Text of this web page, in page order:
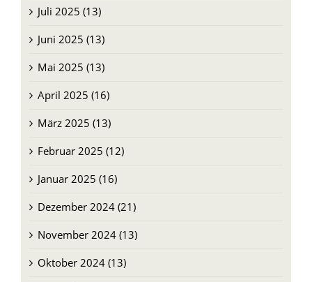
Juli 2025 (13)
Juni 2025 (13)
Mai 2025 (13)
April 2025 (16)
März 2025 (13)
Februar 2025 (12)
Januar 2025 (16)
Dezember 2024 (21)
November 2024 (13)
Oktober 2024 (13)